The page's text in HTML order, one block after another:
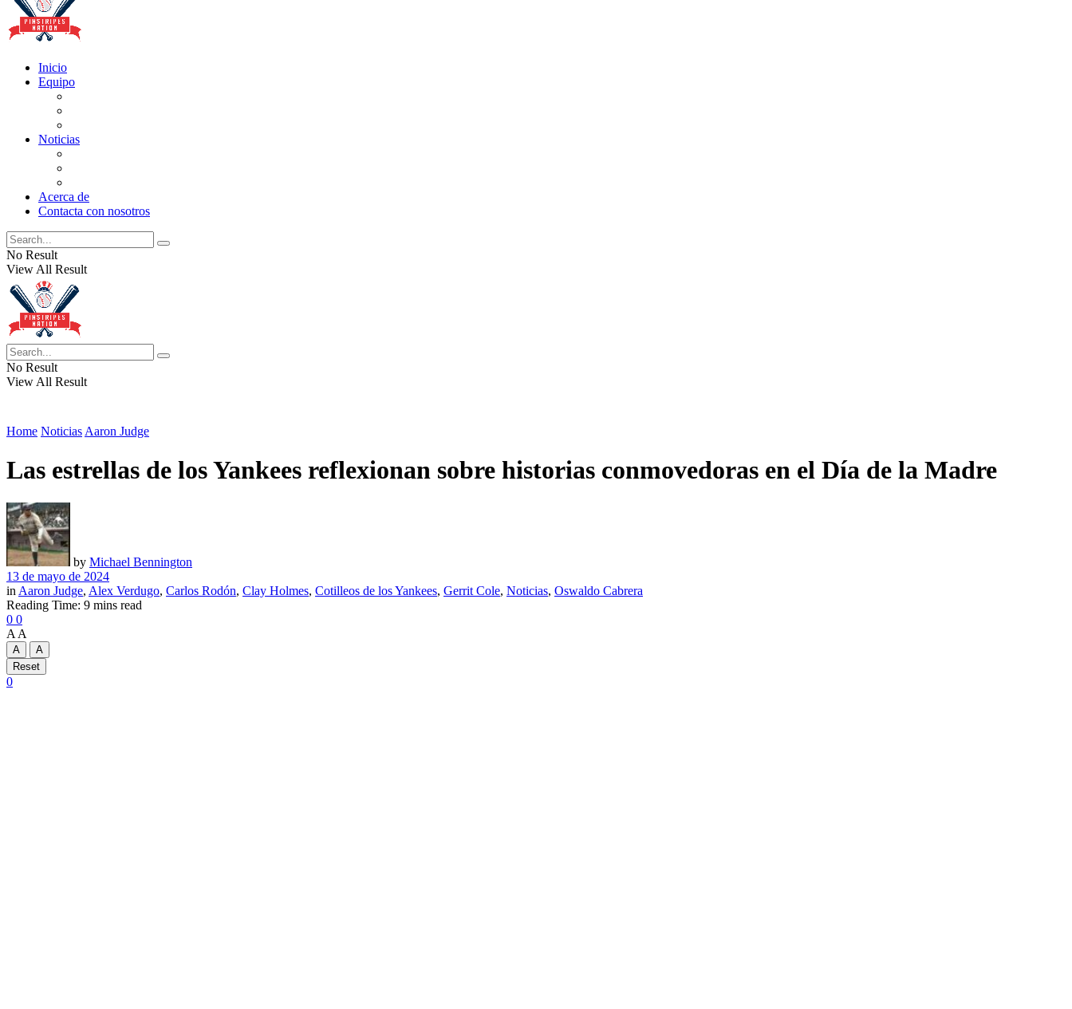
Inicio
Equipo
Noticias
Acerca de
Contacta con nosotros
No Result
View All Result
No Result
View All Result
Home Noticias Aaron Judge
Las estrellas de los Yankees reflexionan sobre historias conmovedoras en el Día de la Madre
by Michael Bennington
13 de mayo de 2024
in Aaron Judge, Alex Verdugo, Carlos Rodón, Clay Holmes, Cotilleos de los Yankees, Gerrit Cole, Noticias, Oswaldo Cabrera
Reading Time: 9 mins read
0 0
A A
A
A
Reset
0